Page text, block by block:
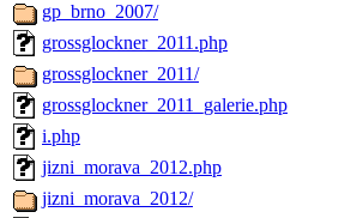
gp_brno_2007/
grossglockner_2011.php
grossglockner_2011/
grossglockner_2011_galerie.php
i.php
jizni_morava_2012.php
jizni_morava_2012/